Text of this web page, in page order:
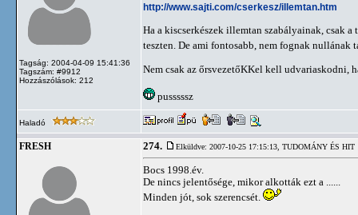
Tagság: 2004-04-09 15:41:36
Tagszám: #9912
Hozzászólások: 212
http://www.sajti.com/cserkesz/illemtan.htm
Ha a kiscserkészek illemtan szabályainak, csak
teszten. De ami fontosabb, nem fognak nullának
Nem csak az őrsvezetőKKel kell udvariaskodni,
pusssssz
Haladó
FRESH 274. Elküldve: 2007-10-25 17:15:13, TUDOMÁNY ÉS HIT
Bocs 1998.év.
De nincs jelentősége, mikor alkották ezt a ......
Minden jót, sok szerencsét.